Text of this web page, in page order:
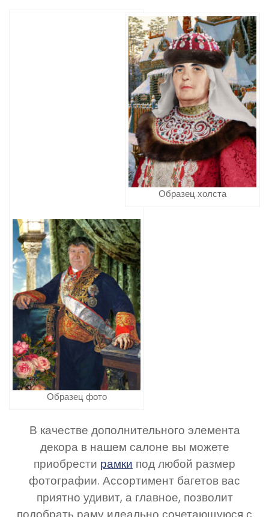
Образец холста
Образец фото
В качестве дополнительного элемента
декора в нашем салоне вы можете
приобрести рамки под любой размер
фотографии. Ассортимент багетов вас
приятно удивит, а главное, позволит